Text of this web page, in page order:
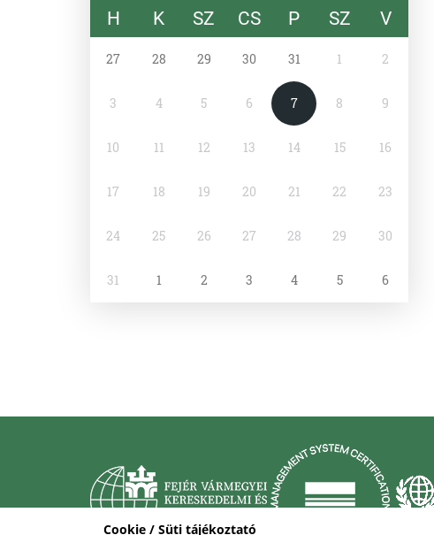
Cookie / Süti tájékoztató
H K SZ CS P SZ V
27 28 29 30 31 1 2
3 4 5 6 7 8 9
10 11 12 13 14 15 16
17 18 19 20 21 22 23
24 25 26 27 28 29 30
31 1 2 3 4 5 6